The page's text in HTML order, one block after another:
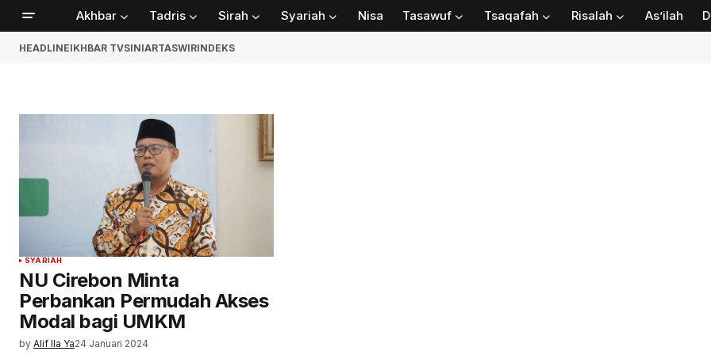
Akhbar Tadris Sirah Syariah Nisa Tasawuf Tsaqafah Risalah As’ilah
HEADLINEIKHBAR TVSINIARTASWIRINDEKS
SYARIAH
NU Cirebon Minta
Perbankan Permudah Akses
Modal bagi UMKM
by Alif Ila Ya24 Januari 2024